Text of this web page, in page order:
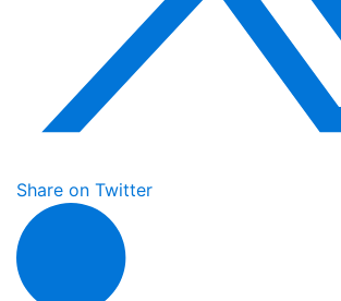
Share on Twitter